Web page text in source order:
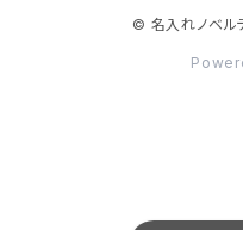
© 名入れノベル